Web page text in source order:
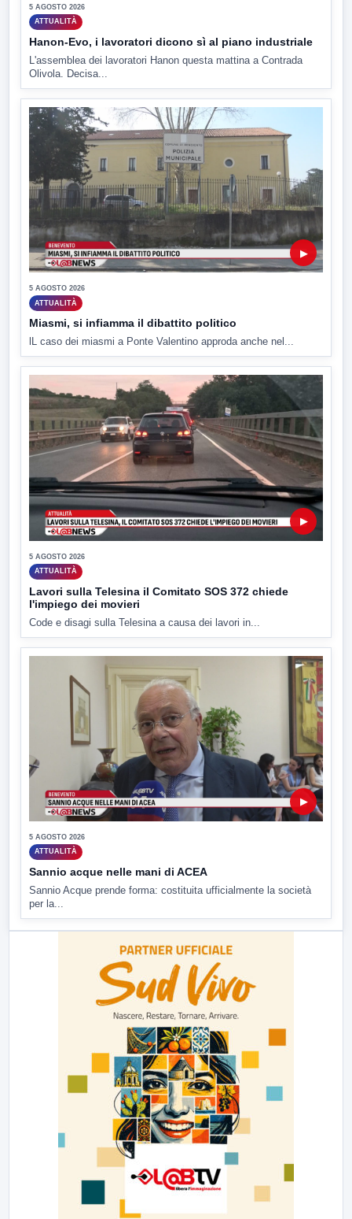
5 AGOSTO 2026
ATTUALITÀ
Hanon-Evo, i lavoratori dicono sì al piano industriale
L'assemblea dei lavoratori Hanon questa mattina a Contrada
Olivola. Decisa...
▶
5 AGOSTO 2026
ATTUALITÀ
Miasmi, si infiamma il dibattito politico
lL caso dei miasmi a Ponte Valentino approda anche nel...
▶
5 AGOSTO 2026
ATTUALITÀ
Lavori sulla Telesina il Comitato SOS 372 chiede
l'impiego dei movieri
Code e disagi sulla Telesina a causa dei lavori in...
▶
5 AGOSTO 2026
ATTUALITÀ
Sannio acque nelle mani di ACEA
Sannio Acque prende forma: costituita ufficialmente la società
per la...